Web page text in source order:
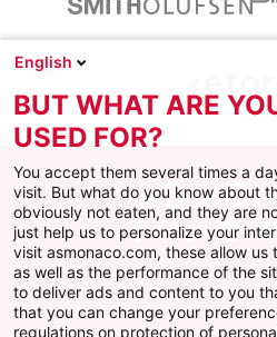
Facebook
X
English
BUT WHAT ARE
USED FOR?
You accept them several times a
visit. But what do you know about
obviously not eaten, and they are
just help us to personalize your
visit asmonaco.com, these allow
as well as the performance of the
to deliver ads and content to you
that you can change your
regulations on protection of